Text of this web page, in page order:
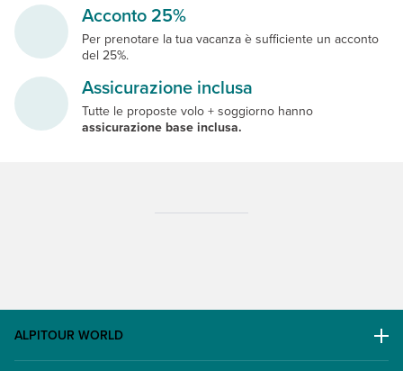
Acconto 25%
Per prenotare la tua vacanza è sufficiente un acconto
del 25%.
Assicurazione inclusa
Tutte le proposte volo + soggiorno hanno
assicurazione base inclusa.
ALPITOUR WORLD